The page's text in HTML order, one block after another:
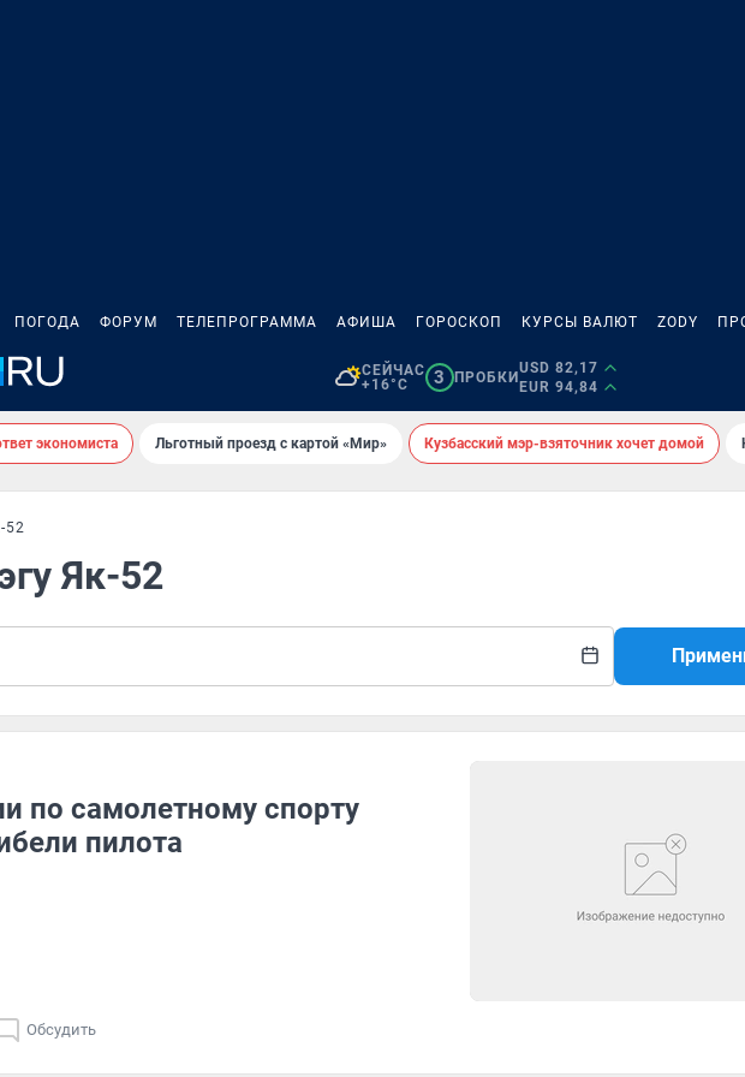
ПОГОДА ФОРУМ ТЕЛЕПРОГРАММА АФИША ГОРОСКОП КУРСЫ ВАЛЮТ ZODY
СЕЙЧАС
+16°C
3 ПРОБКИ
USD 82,17
EUR 94,84
экономиста Льготный проезд с картой «Мир» Кузбасский мэр-взяточник хочет домой
52
Як-52
по самолетному спорту
пилота
Обсудить